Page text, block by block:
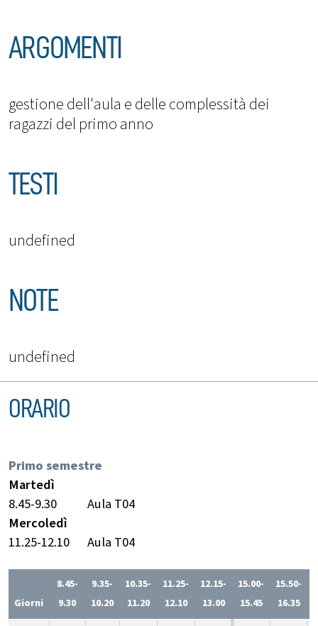
ARGOMENTI
gestione dell'aula e delle complessità dei
ragazzi del primo anno
TESTI
undefined
NOTE
undefined
ORARIO
Primo semestre
Martedì
8.45-9.30
Aula T04
Mercoledì
11.25-12.10
Aula T04
Giorni
8.45-
9.30
9.35-
10.20
10.35-
11.20
11.25-
12.10
12.15-
13.00
15.00-
15.45
15.50-
16.35